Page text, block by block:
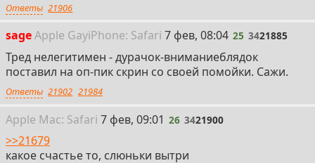
Ответы 21906
sageApple GayiPhone: Safari 25
7 фев, 08:04 25 3421885
Тред нелегитимен - дурачок-вниманиеблядок
поставил на оп-пик скрин со своей помойки. Сажи.
Ответы 21902 21984
Apple Mac: Safari 26
7 фев, 09:01 26 3421900
>>21679
какое счастье то, слюньки вытри